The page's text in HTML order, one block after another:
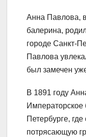
Анна Павлова,
балерина,
городе Санкт-
Павлова
был замечен
В 1891 году
Императорское
Петербурге,
потрясающую